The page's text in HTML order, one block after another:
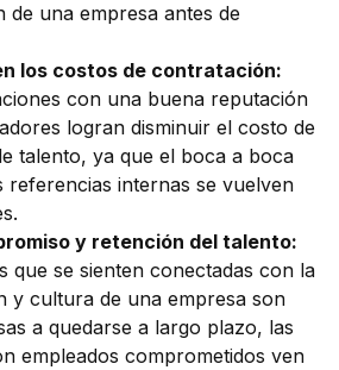
de una empresa antes de
los costos de contratación:
con una buena reputación
logran disminuir el costo de
talento, ya que el boca a boca
referencias internas se vuelven
y retención del talento:
que se sienten conectadas con la
y cultura de una empresa son
a quedarse a largo plazo, las
empleados comprometidos ven